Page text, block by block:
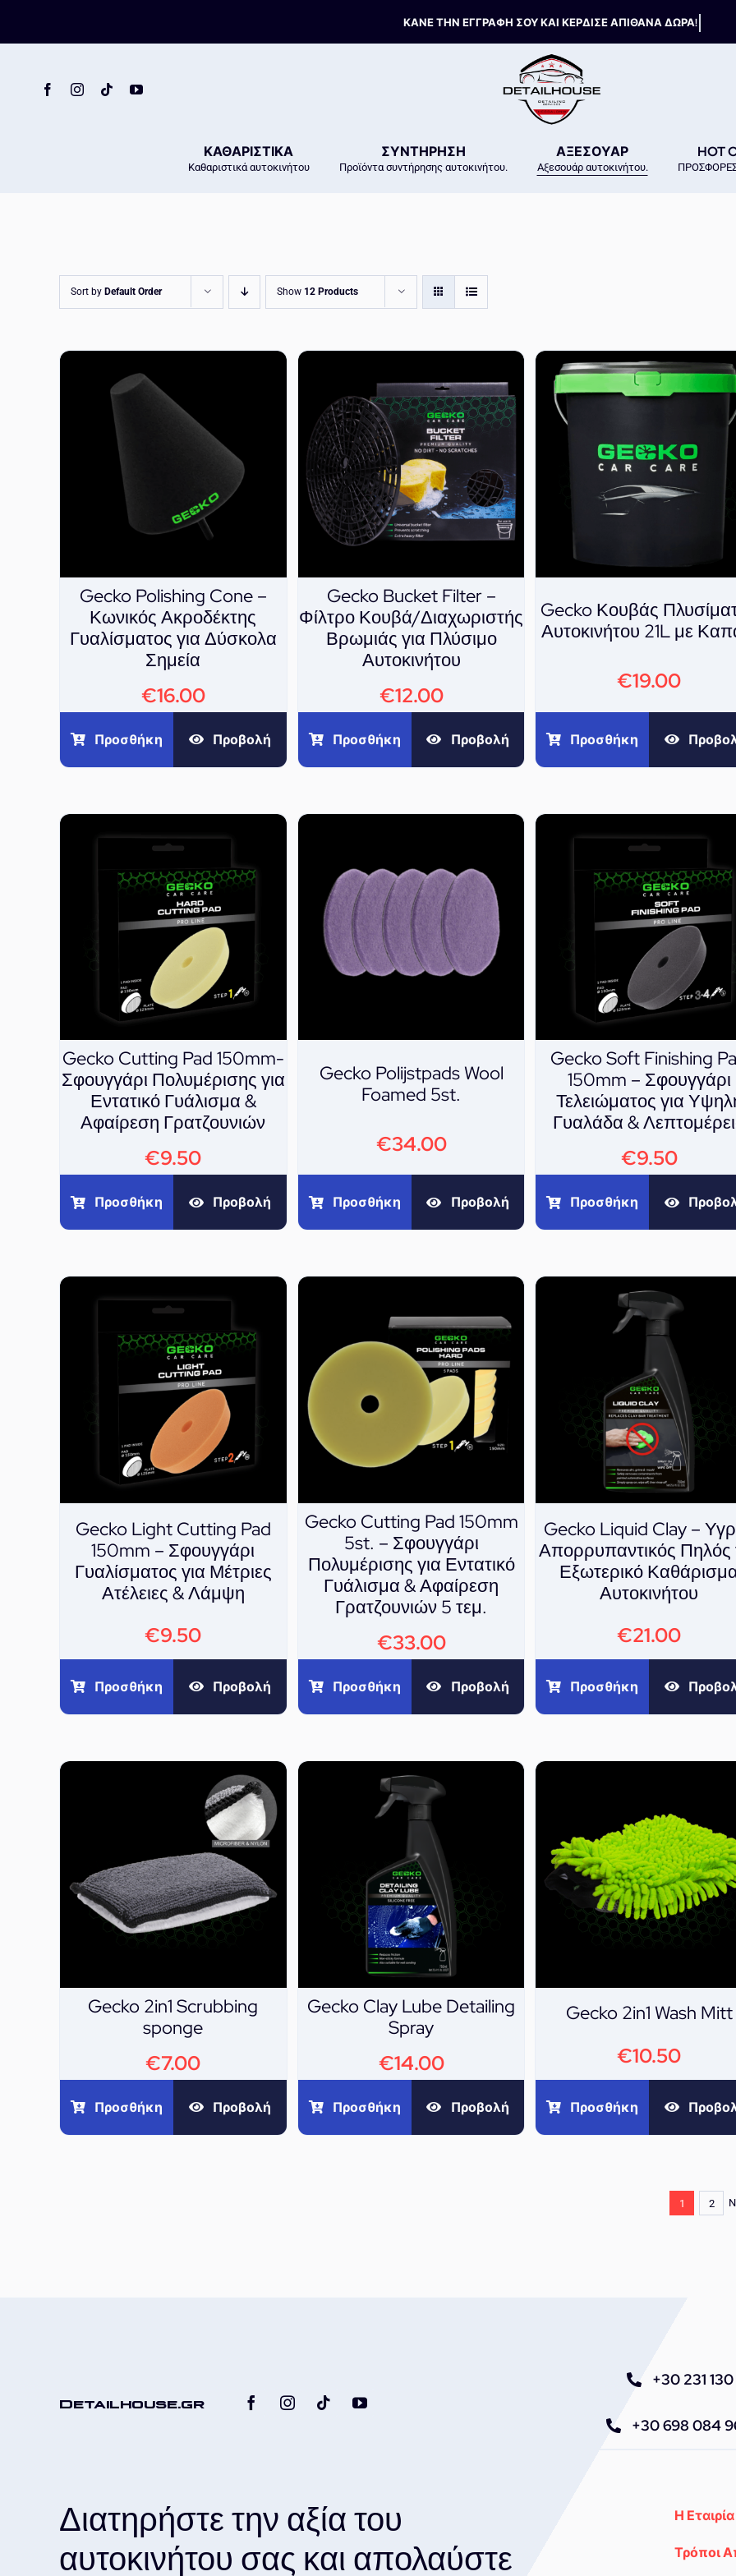
ΚΑΘΑΡΙΣΤΙΚΑ
Καθαριστικά αυτοκινήτου
ΣΥΝΤΗΡΗΣΗ
Προϊόντα συντήρησης αυτοκινήτου.
ΑΞΕΣΟΥΑΡ
Αξεσουάρ αυτοκινήτου.
HOT
Sort by Default Order Show 12 Products
Gecko Polishing Cone –
Κωνικός Ακροδέκτης
Γυαλίσματος για Δύσκολα
Σημεία
€16.00
Προσθήκη Προβολή
Gecko Bucket Filter –
Φίλτρο Κουβά/Διαχωριστής
Βρωμιάς για Πλύσιμο
Αυτοκινήτου
€12.00
Προσθήκη Προβολή
Gecko Κουβάς
Αυτοκινήτου 21L με
€19.00
Προσθήκη
Gecko Cutting Pad 150mm-
Σφουγγάρι Πολυμέρισης για
Εντατικό Γυάλισμα &
Αφαίρεση Γρατζουνιών
€9.50
Προσθήκη Προβολή
Gecko Polijstpads Wool
Foamed 5st.
€34.00
Προσθήκη Προβολή
Gecko Soft Finishing
150mm – Σφουγγάρι
Τελειώματος για
Γυαλάδα &
€9.50
Προσθήκη
Gecko Light Cutting Pad
150mm – Σφουγγάρι
Γυαλίσματος για Μέτριες
Ατέλειες & Λάμψη
€9.50
Προσθήκη Προβολή
Gecko Cutting Pad 150mm
5st. – Σφουγγάρι
Πολυμέρισης για Εντατικό
Γυάλισμα & Αφαίρεση
Γρατζουνιών 5 τεμ.
€33.00
Προσθήκη Προβολή
Gecko Liquid Clay –
Απορρυπαντικός Πηλός
Εξωτερικό
Αυτοκινήτου
€21.00
Προσθήκη
Gecko 2in1 Scrubbing
sponge
€7.00
Προσθήκη Προβολή
Gecko Clay Lube Detailing
Spray
€14.00
Προσθήκη Προβολή
Gecko 2in1 Wash Mitt
€10.50
Προσθήκη
1 2
Detailhouse.gr
+30 231 130
+30 698 084
Διατηρήστε την αξία του
αυτοκινήτου σας και απολαύστε
Η
Τρόποι